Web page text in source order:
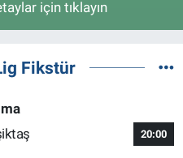
için tıklayın
Fikstür
20:00